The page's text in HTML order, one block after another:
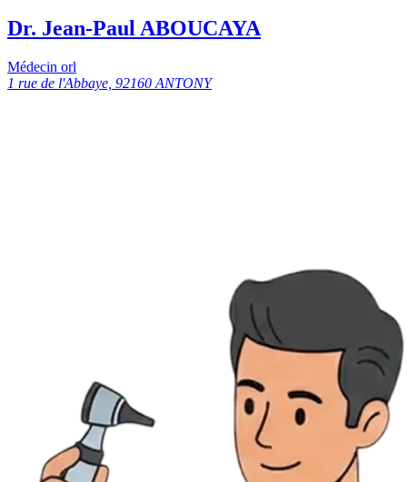
Dr. Jean-Paul ABOUCAYA
Médecin orl
1 rue de l'Abbaye, 92160 ANTONY